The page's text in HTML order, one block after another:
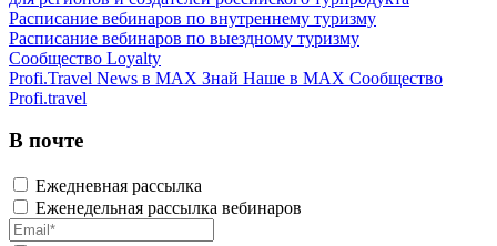
Расписание вебинаров по внутреннему туризму
Расписание вебинаров по выездному туризму
Сообщество Loyalty
Profi.Travel News в MAX Знай Наше в MAX Сообщество
Profi.travel
В почте
Ежедневная рассылка
Еженедельная рассылка вебинаров